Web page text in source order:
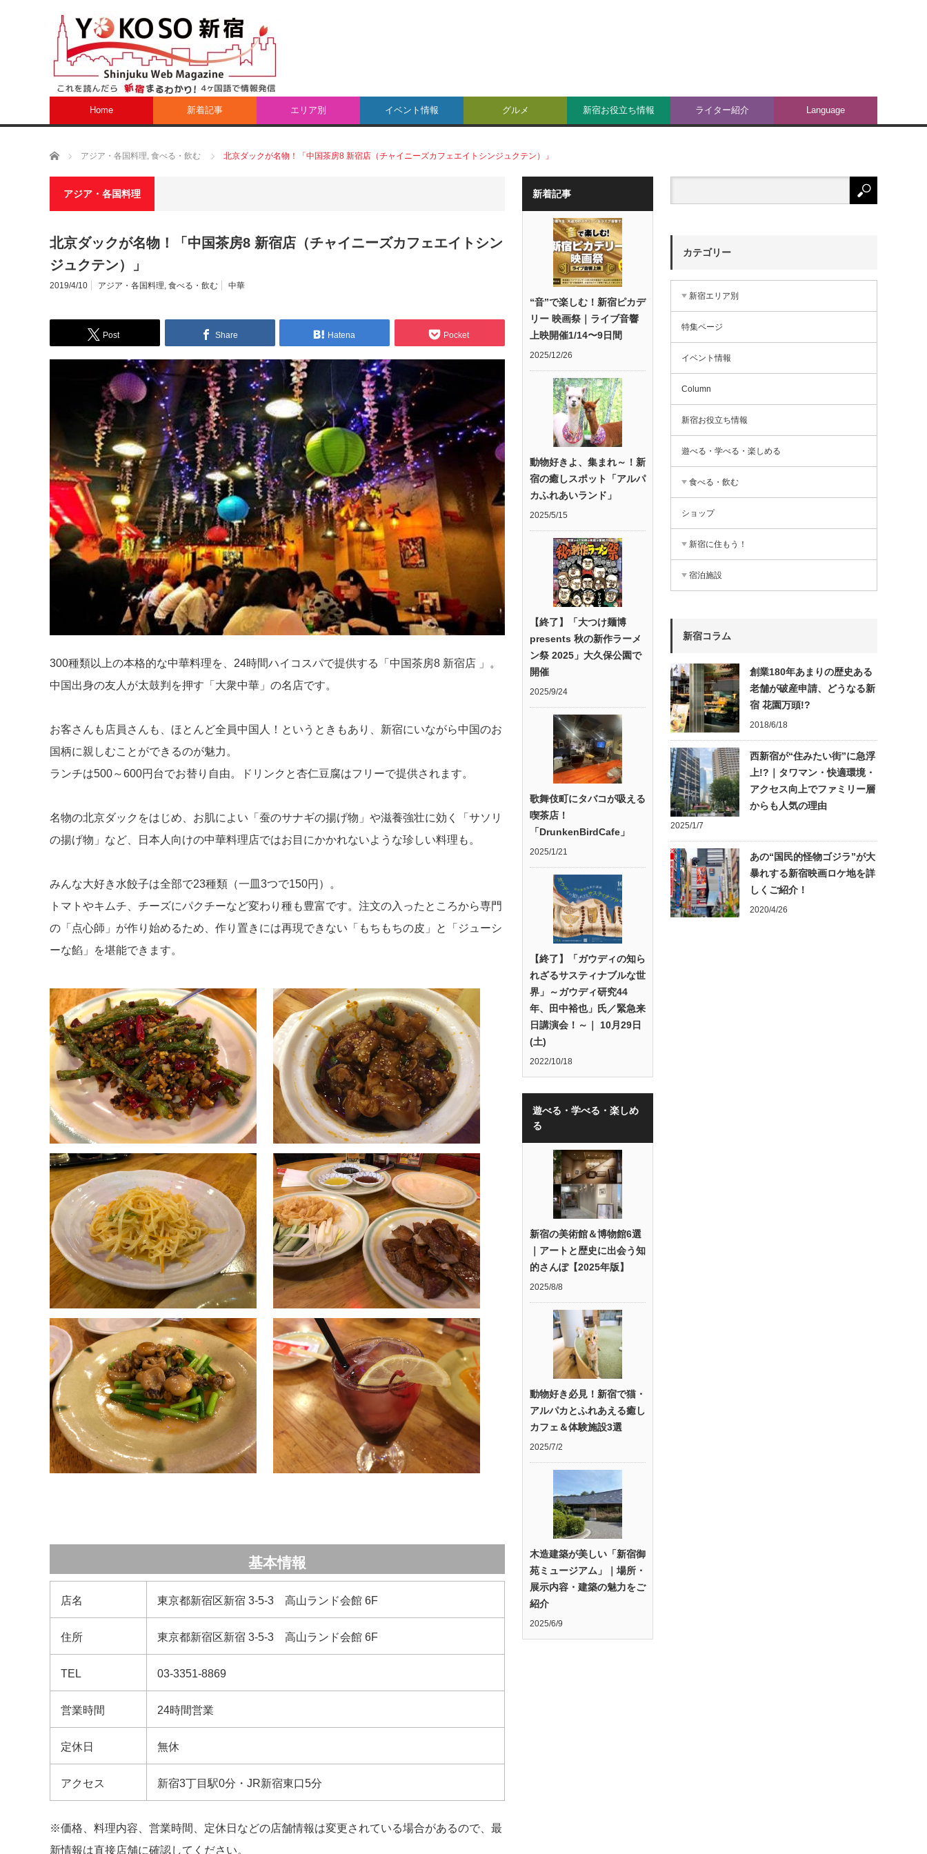
Home 新着記事 エリア別 イベント情報 グルメ 新宿お役立ち情報 ライター紹介 Language
ホーム アジア・各国料理, 食べる・飲む 北京ダックが名物！「中国茶房8 新宿店（チャイニーズカフェエイトシンジュクテン）」
アジア・各国料理
北京ダックが名物！「中国茶房8 新宿店（チャイニーズカフェエイトシン
ジュクテン）」
2019/4/10 アジア・各国料理, 食べる・飲む 中華
Post Share Hatena Pocket
300種類以上の本格的な中華料理を、24時間ハイコスパで提供する「中国茶房8 新宿店 」。
中国出身の友人が太鼓判を押す「大衆中華」の名店です。
お客さんも店員さんも、ほとんど全員中国人！というときもあり、新宿にいながら中国のお
国柄に親しむことができるのが魅力。
ランチは500～600円台でお替り自由。ドリンクと杏仁豆腐はフリーで提供されます。
名物の北京ダックをはじめ、お肌によい「蚕のサナギの揚げ物」や滋養強壮に効く「サソリ
の揚げ物」など、日本人向けの中華料理店ではお目にかかれないような珍しい料理も。
みんな大好き水餃子は全部で23種類（一皿3つで150円）。
トマトやキムチ、チーズにパクチーなど変わり種も豊富です。注文の入ったところから専門
の「点心師」が作り始めるため、作り置きには再現できない「もちもちの皮」と「ジューシ
ーな餡」を堪能できます。
基本情報
店名 東京都新宿区新宿 3-5-3 高山ランド会館 6F
住所 東京都新宿区新宿 3-5-3 高山ランド会館 6F
TEL 03-3351-8869
営業時間 24時間営業
定休日 無休
アクセス 新宿3丁目駅0分・JR新宿東口5分
※価格、料理内容、営業時間、定休日などの店舗情報は変更されている場合があるので、最
新情報は直接店舗に確認してください。
新着記事
“音”で楽しむ！新宿ピカデ
リー 映画祭｜ライブ音響
上映開催1/14〜9日間
2025/12/26
動物好きよ、集まれ～！新
宿の癒しスポット「アルパ
カふれあいランド」
2025/5/15
【終了】「大つけ麺博
presents 秋の新作ラーメ
ン祭 2025」大久保公園で
開催
2025/9/24
歌舞伎町にタバコが吸える
喫茶店！
「DrunkenBirdCafe」
2025/1/21
【終了】「ガウディの知ら
れざるサスティナブルな世
界」～ガウディ研究44
年、田中裕也」氏／緊急来
日講演会！～｜ 10月29日
(土)
2022/10/18
遊べる・学べる・楽しめ
る
新宿の美術館＆博物館6選
｜アートと歴史に出会う知
的さんぽ【2025年版】
2025/8/8
動物好き必見！新宿で猫・
アルパカとふれあえる癒し
カフェ＆体験施設3選
2025/7/2
木造建築が美しい「新宿御
苑ミュージアム」｜場所・
展示内容・建築の魅力をご
紹介
2025/6/9
カテゴリー
新宿エリア別
特集ページ
イベント情報
Column
新宿お役立ち情報
遊べる・学べる・楽しめる
食べる・飲む
ショップ
新宿に住もう！
宿泊施設
新宿コラム
創業180年あまりの歴史ある
老舗が破産申請、どうなる新
宿 花園万頭!?
2018/6/18
西新宿が“住みたい街”に急浮
上!?｜タワマン・快適環境・
アクセス向上でファミリー層
からも人気の理由
2025/1/7
あの“国民的怪物ゴジラ”が大
暴れする新宿映画ロケ地を詳
しくご紹介！
2020/4/26